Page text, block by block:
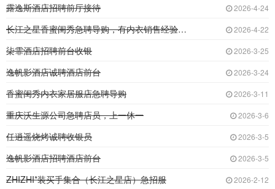
露逸斯酒店招聘前厅接待 2026-4-24
长江之星香蜜闺秀急聘导购，有内衣销售经验者优 2026-4-22
柒霏酒店招聘前台收银 2026-3-25
逸帆影酒店诚聘酒店前台 2026-3-24
香蜜闺秀内衣家居服店急聘导购 2026-3-11
重庆沃生源公司急聘店员，上一休一 2026-3-6
任逍遥烧烤诚聘收银员 2026-3-5
逸帆影酒店招聘酒店前台 2026-3-5
ZHIZHI*装买手集合（长江之星店）急招服 2026-2-12